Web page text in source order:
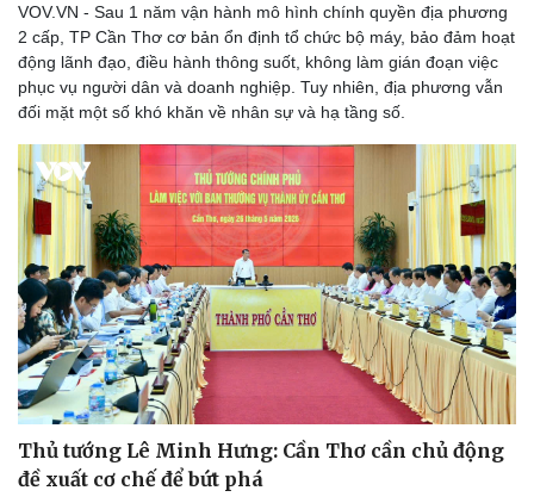
Thể thao
Bóng đá
Lịch thi đấu bóng đá
Thế giới thể thao
Hậu trường
Ô tô - Xe máy
Ô tô
Xe máy
Tư vấn
VOV.VN - Sau 1 năm vận hành mô hình chính quyền địa phương
2 cấp, TP Cần Thơ cơ bản ổn định tổ chức bộ máy, bảo đảm hoạt
động lãnh đạo, điều hành thông suốt, không làm gián đoạn việc
phục vụ người dân và doanh nghiệp. Tuy nhiên, địa phương vẫn
đối mặt một số khó khăn về nhân sự và hạ tầng số.
Thủ tướng Lê Minh Hưng: Cần Thơ cần chủ động
đề xuất cơ chế để bứt phá